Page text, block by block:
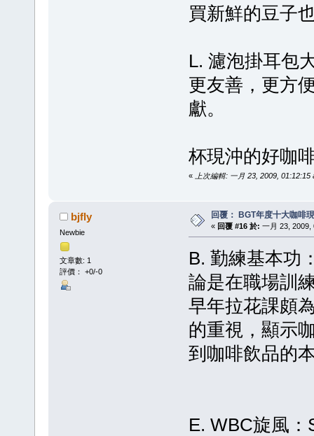
買新鮮的豆子
L. 濾泡掛耳包
更友善，更方
獻。
杯現沖的好咖
« 上次編輯: 一月 23, 2009, 01:12:15
bjfly
Newbie
文章數: 1
評價： +0/-0
回覆： BGT年度十大咖啡
« 回覆 #16 於: 一月 23, 2009,
B. 勤練基本功
論是在職場訓
早年拉花課頗
的重視，顯示
到咖啡飲品的
E. WBC旋風